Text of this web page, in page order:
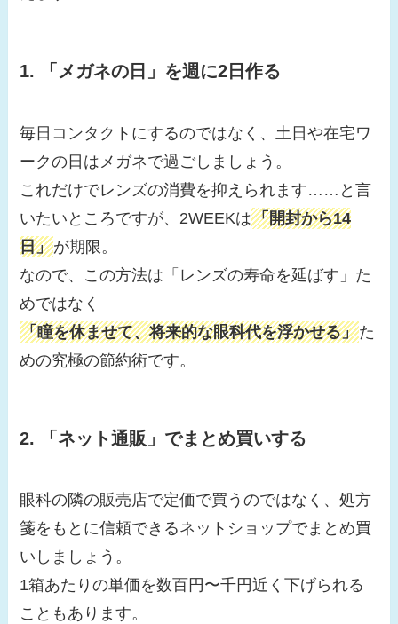
1. 「メガネの日」を週に2日作る
毎日コンタクトにするのではなく、土日や在宅ワ
ークの日はメガネで過ごしましょう。
これだけでレンズの消費を抑えられます……と言
いたいところですが、2WEEKは「開封から14
日」が期限。
なので、この方法は「レンズの寿命を延ばす」た
めではなく
「瞳を休ませて、将来的な眼科代を浮かせる」た
めの究極の節約術です。
2. 「ネット通販」でまとめ買いする
眼科の隣の販売店で定価で買うのではなく、処方
箋をもとに信頼できるネットショップでまとめ買
いしましょう。
1箱あたりの単価を数百円〜千円近く下げられる
こともあります。